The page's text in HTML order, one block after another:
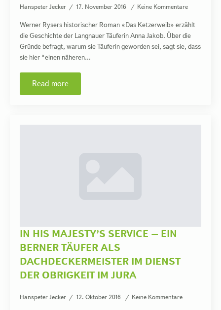
Hanspeter Jecker 17. November 2016 Keine Kommentare
Werner Rysers historischer Roman «Das Ketzerweib» erzählt
die Geschichte der Langnauer Täuferin Anna Jakob. Über die
Gründe befragt, warum sie Täuferin geworden sei, sagt sie, dass
sie hier “einen näheren…
Read more
IN HIS MAJESTY’S SERVICE – EIN
BERNER TÄUFER ALS
DACHDECKERMEISTER IM DIENST
DER OBRIGKEIT IM JURA
Hanspeter Jecker 12. Oktober 2016 Keine Kommentare